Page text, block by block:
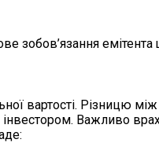
зобов’язання
вартості. Різницю
Важливо